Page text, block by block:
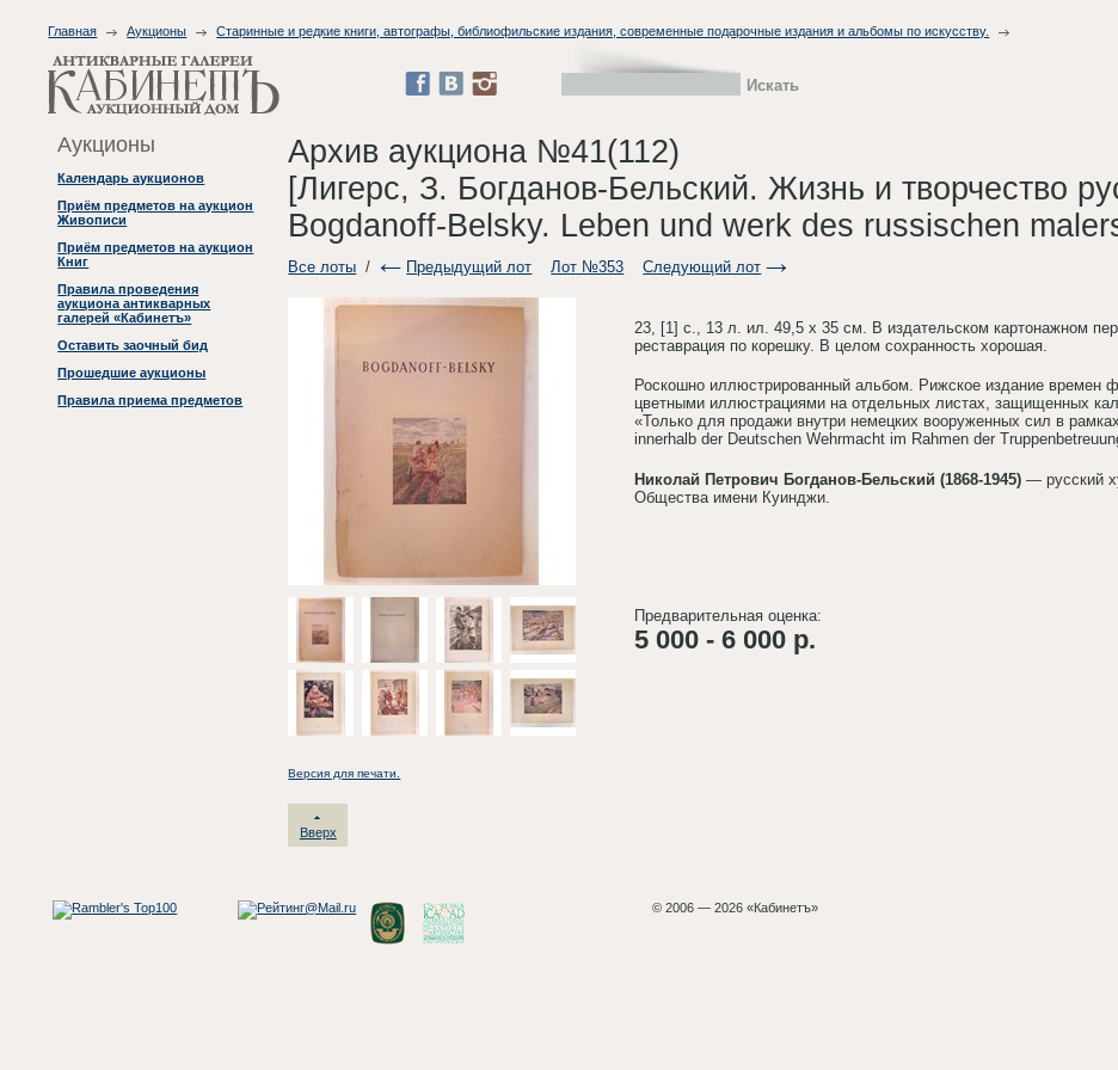
Главная Аукционы Старинные и редкие книги, автографы, библиофильские издания, современные подарочные издания и альбомы по искусству.
Аукционы
Календарь аукционов
Приём предметов на аукцион
Живописи
Приём предметов на аукцион
Книг
Правила проведения
аукциона антикварных
галерей «Кабинетъ»
Оставить заочный бид
Прошедшие аукционы
Правила приема предметов
Архив аукциона №41(112)
[Лигерс, З. Богданов-Бельский. Жизнь и творчество
Bogdanoff-Belsky. Leben und werk des russischen
Все лоты / Предыдущий лот Лот №353 Следующий лот
23, [1] с., 13 л. ил. 49,5 х 35 см. В издательском картонажном
реставрация по корешку. В целом сохранность хорошая.
Роскошно иллюстрированный альбом. Рижское издание времен
цветными иллюстрациями на отдельных листах, защищенных
«Только для продажи внутри немецких вооруженных сил в
innerhalb der Deutschen Wehrmacht im Rahmen der
Николай Петрович Богданов-Бельский (1868-1945)— русский
Общества имени Куинджи.
Предварительная оценка:
5 000 - 6 000 р.
Версия для печати.
Вверх
© 2006 — 2026 «Кабинетъ»